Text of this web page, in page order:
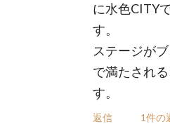
に水色CITY
す。
ステージが
で満たされ
す。
返信 1件の